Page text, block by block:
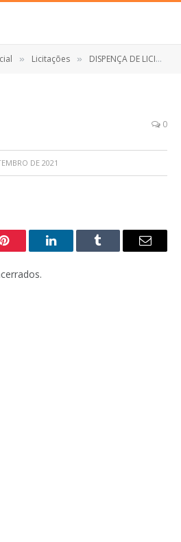
» Licitações » DISPENÇA DE LICITAÇÃO Nº 005/2020 (Aquisição de cesta básica a serem distribuídas às pessoas atingidas pelas situações de anormalidade instaladas no município de Anapurus, medidas de enfrentamento à Novo Coronavírus (Covid-19), e chuvas intensas))
0
DE 2021
Pinterest LinkedInTumblr
E-